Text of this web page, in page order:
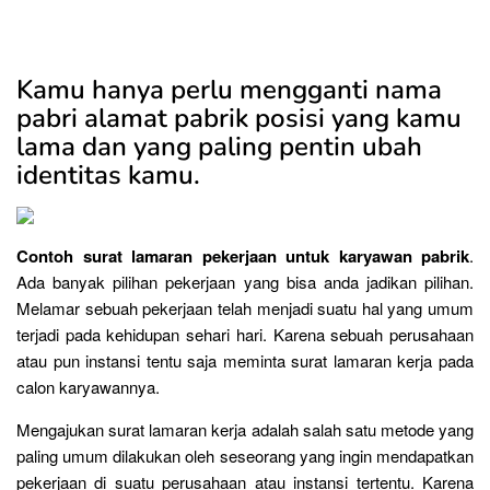
Kamu hanya perlu mengganti nama
pabri alamat pabrik posisi yang kamu
lama dan yang paling pentin ubah
identitas kamu.
Contoh surat lamaran pekerjaan untuk karyawan pabrik.
Ada banyak pilihan pekerjaan yang bisa anda jadikan pilihan.
Melamar sebuah pekerjaan telah menjadi suatu hal yang umum
terjadi pada kehidupan sehari hari. Karena sebuah perusahaan
atau pun instansi tentu saja meminta surat lamaran kerja pada
calon karyawannya.
Mengajukan surat lamaran kerja adalah salah satu metode yang
paling umum dilakukan oleh seseorang yang ingin mendapatkan
pekerjaan di suatu perusahaan atau instansi tertentu. Karena